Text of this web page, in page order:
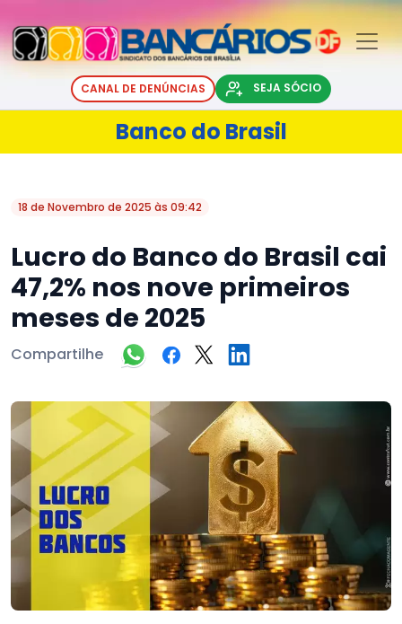
CANAL DE DENÚNCIAS SEJA SÓCIO
Banco do Brasil
18 de Novembro de 2025 às 09:42
Lucro do Banco do Brasil cai
47,2% nos nove primeiros
meses de 2025
Compartilhe